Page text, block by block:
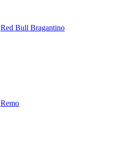
Red Bull Bragantino
Remo